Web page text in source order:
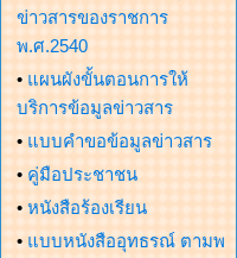
ข่าวสารของราชการ
พ.ศ.2540
• แผนผังขั้นตอนการให้
บริการข้อมูลข่าวสาร
• แบบคำขอข้อมูลข่าวสาร
• คู่มือประชาชน
• หนังสือร้องเรียน
• แบบหนังสืออุทธรณ์ ตามพ